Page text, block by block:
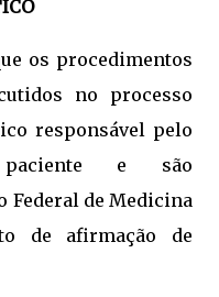
os procedimentos
no processo
responsável pelo
paciente e são
Federal de Medicina
de afirmação de